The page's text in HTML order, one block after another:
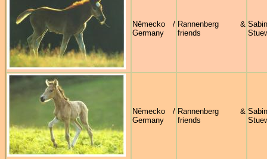
Německo /
Germany
Rannenberg &
friends
Německo /
Germany
Rannenberg &
friends